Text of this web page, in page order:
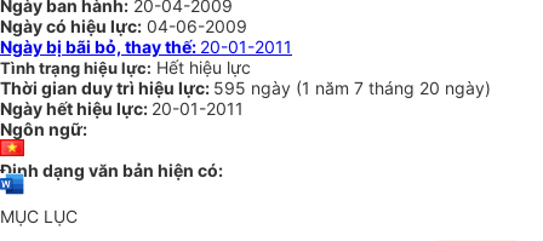
Ngày ban hành: 20-04-2009
Ngày có hiệu lực: 04-06-2009
Ngày bị bãi bỏ, thay thế: 20-01-2011
Tình trạng hiệu lực: Hết hiệu lực
Thời gian duy trì hiệu lực: 595 ngày (1 năm 7 tháng 20 ngày)
Ngày hết hiệu lực: 20-01-2011
Ngôn ngữ:
Định dạng văn bản hiện có:
MỤC LỤC